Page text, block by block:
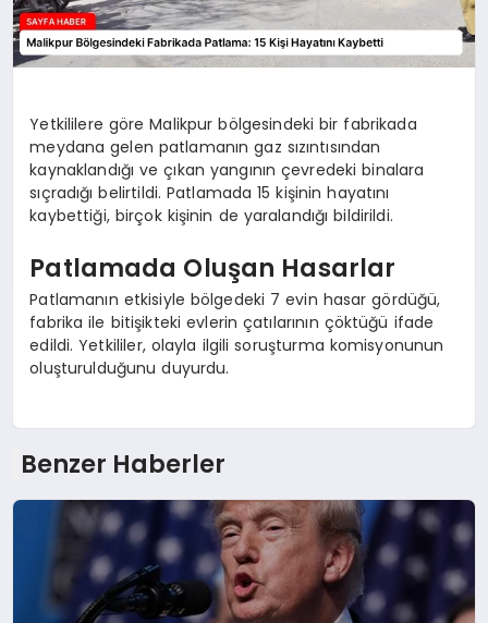
YAŞAM
Yetkililere göre Malikpur bölgesindeki bir fabrikada
meydana gelen patlamanın gaz sızıntısından
kaynaklandığı ve çıkan yangının çevredeki binalara
sıçradığı belirtildi. Patlamada 15 kişinin hayatını
kaybettiği, birçok kişinin de yaralandığı bildirildi.
Patlamada Oluşan Hasarlar
Patlamanın etkisiyle bölgedeki 7 evin hasar gördüğü,
fabrika ile bitişikteki evlerin çatılarının çöktüğü ifade
edildi. Yetkililer, olayla ilgili soruşturma komisyonunun
oluşturulduğunu duyurdu.
Benzer Haberler